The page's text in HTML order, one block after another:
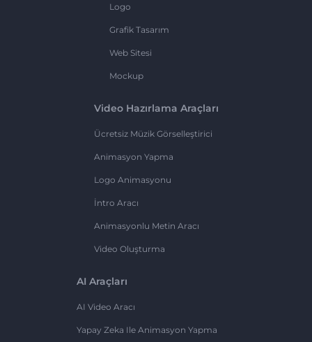
Logo
Grafik Tasarım
Web Sitesi
Mockup
Video Hazırlama Araçları
Ücretsiz Müzik Görselleştirici
Animasyon Yapma
Logo Animasyonu
İntro Aracı
Animasyonlu Metin Aracı
Video Oluşturma
AI Araçları
AI Video Aracı
Yapay Zeka Ile Animasyon Yapma